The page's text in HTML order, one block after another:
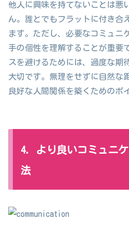
他人に興味を持てないことは悪
ん。誰とでもフラットに付き合
ます。ただし、必要なコミュニ
手の個性を理解することが重要
スを避けるためには、過度な期
大切です。無理をせずに自然な
良好な人間関係を築くためのポ
4. より良いコミュニ
法